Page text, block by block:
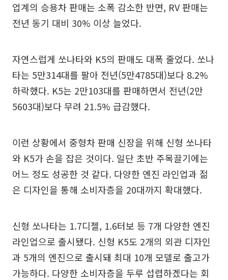
업계의 승용차 판매는 소폭 감소한 반면, RV 판매는
전년 동기 대비 30% 이상 늘었다.
자연스럽게 쏘나타와 K5의 판매도 대폭 줄었다. 쏘나
타는 5만314대를 팔아 전년(5만4785대)보다 8.2%
하락했다. K5는 2만103대를 판매하면서 전년(2만
5603대)보다 무려 21.5% 급감했다.
이런 상황에서 중형차 판매 신장을 위해 신형 쏘나타
와 K5가 손을 잡은 것이다. 일단 초반 주목끌기에는
어느 정도 성공한 것 같다. 다양한 엔진 라인업과 젊
은 디자인을 통해 소비자층을 20대까지 확대했다.
신형 쏘나타는 1.7디젤, 1.6터보 등 7개 다양한 엔진
라인업으로 출시됐다. 신형 K5도 2개의 외관 디자인
과 5개의 엔진으로 출시돼 최대 10개 모델로 출고가
가능하다. 다양한 소비자층을 두루 섭렵하겠다는 회